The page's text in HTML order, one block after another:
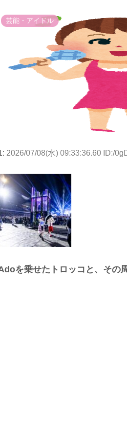
芸能・アイドル
2026/07/08(水) 09:33:36.60 ID:/
を乗せたトロッコと、その